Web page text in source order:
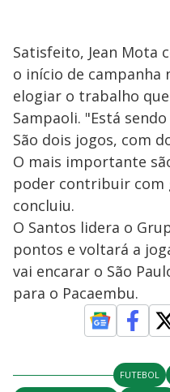
Satisfeito, Jean Mota
o início de campanha
elogiar o trabalho
Sampaoli. "Está
São dois jogos, com
O mais importante
poder contribuir
concluiu.
O Santos lidera o
pontos e voltará a
vai encarar o São
para o Pacaembu.
FUTEBOL